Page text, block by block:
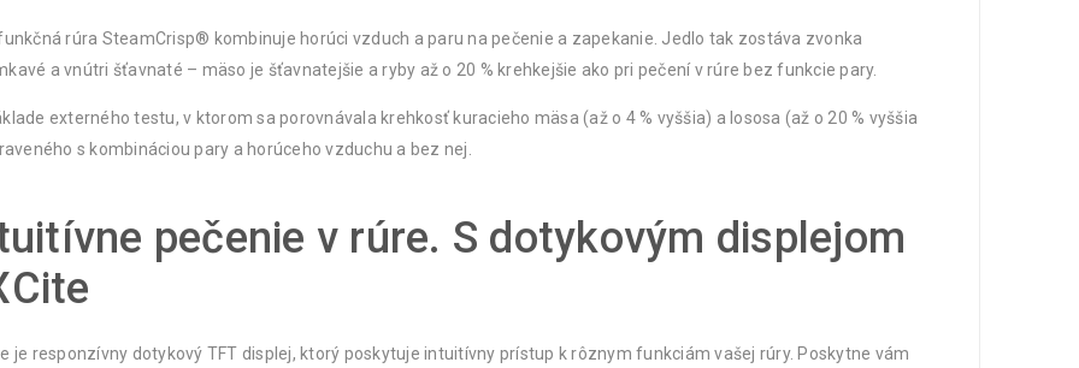
rúra SteamCrisp® kombinuje horúci vzduch a paru na pečenie a zapekanie. Jedlo tak zostáva zvonka
a vnútri šťavnaté – mäso je šťavnatejšie a ryby až o 20 % krehkejšie ako pri pečení v rúre bez funkcie pary.
externého testu, v ktorom sa porovnávala krehkosť kuracieho mäsa (až o 4 % vyššia) a lososa (až o 20 % vyššia
s kombináciou pary a horúceho vzduchu a bez nej.
pečenie v rúre. S dotykovým displejom
je responzívny dotykový TFT displej, ktorý poskytuje intuitívny prístup k rôznym funkciám vašej rúry. Poskytne vám